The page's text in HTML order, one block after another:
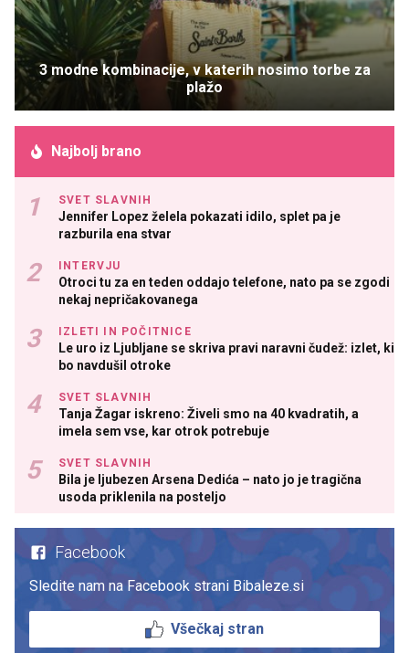
3 modne kombinacije, v katerih nosimo torbe za
plažo
Najbolj brano
SVET SLAVNIH
Jennifer Lopez želela pokazati idilo, splet pa je
razburila ena stvar
INTERVJU
Otroci tu za en teden oddajo telefone, nato pa se zgodi
nekaj nepričakovanega
IZLETI IN POČITNICE
Le uro iz Ljubljane se skriva pravi naravni čudež: izlet, ki
bo navdušil otroke
SVET SLAVNIH
Tanja Žagar iskreno: Živeli smo na 40 kvadratih, a
imela sem vse, kar otrok potrebuje
SVET SLAVNIH
Bila je ljubezen Arsena Dedića – nato jo je tragična
usoda priklenila na posteljo
Facebook
Sledite nam na Facebook strani Bibaleze.si
Všečkaj stran